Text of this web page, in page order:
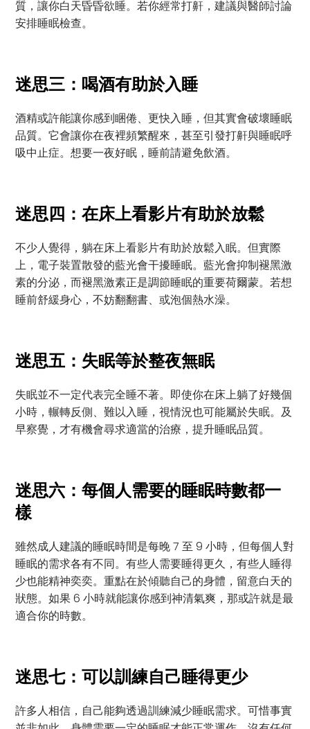
質，讓你白天昏昏欲睡。若你經常打鼾，建議與醫師討論
安排睡眠檢查。
迷思三：喝酒有助於入睡
酒精或許能讓你感到睏倦、更快入睡，但其實會破壞睡眠
品質。它會讓你在夜裡頻繁醒來，甚至引發打鼾與睡眠呼
吸中止症。想要一夜好眠，睡前請避免飲酒。
迷思四：在床上看影片有助於放鬆
不少人覺得，躺在床上看影片有助於放鬆入眠。但實際
上，電子裝置散發的藍光會干擾睡眠。藍光會抑制褪黑激
素的分泌，而褪黑激素正是調節睡眠的重要荷爾蒙。若想
睡前舒緩身心，不妨翻翻書、或泡個熱水澡。
迷思五：失眠等於整夜無眠
失眠並不一定代表完全睡不著。即使你在床上躺了好幾個
小時，輾轉反側、難以入睡，視情況也可能屬於失眠。及
早察覺，才有機會尋求適當的治療，提升睡眠品質。
迷思六：每個人需要的睡眠時數都一
樣
雖然成人建議的睡眠時間是每晚 7 至 9 小時，但每個人對
睡眠的需求各有不同。有些人需要睡得更久，有些人睡得
少也能精神奕奕。重點在於傾聽自己的身體，留意白天的
狀態。如果 6 小時就能讓你感到神清氣爽，那或許就是最
適合你的時數。
迷思七：可以訓練自己睡得更少
許多人相信，自己能夠透過訓練減少睡眠需求。可惜事實